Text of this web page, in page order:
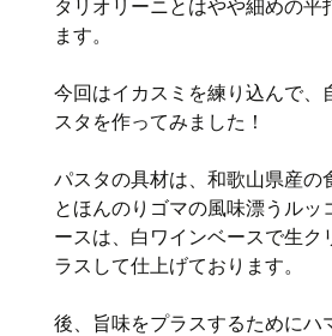
タリオリーニとはやや細めの平
ます。
今回はイカスミを練り込んで、
スタを作ってみました！
パスタの具材は、和歌山県産の
とほんのりゴマの風味漂うルッ
ースは、白ワインベースで生ク
ラスして仕上げております。
後、旨味をプラスするためにハ